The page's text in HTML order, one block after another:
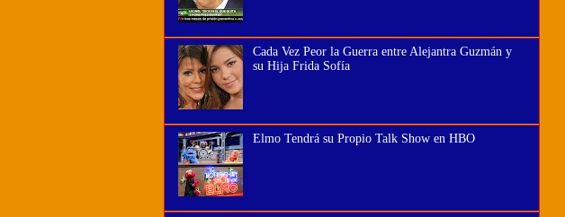
Cada Vez Peor la Guerra entre Alejantra Guzmán y
su Hija Frida Sofía
Elmo Tendrá su Propio Talk Show en HBO